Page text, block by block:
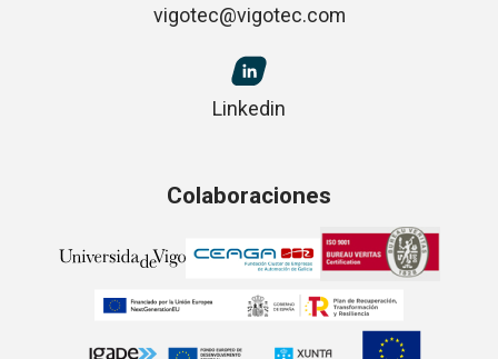
vigotec@vigotec.com
Linkedin
Colaboraciones